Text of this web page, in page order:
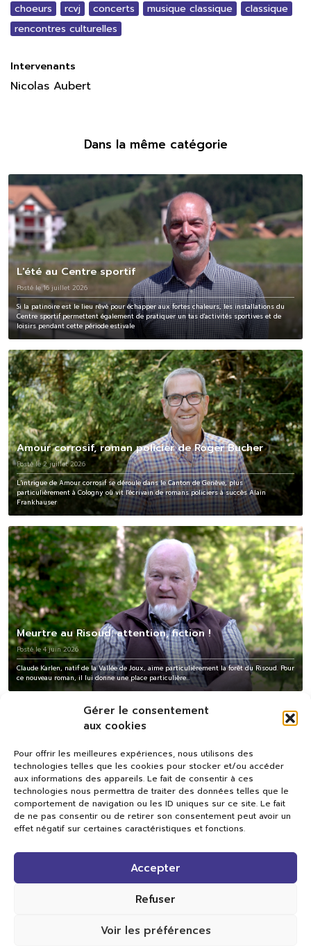
Gérer le consentement
aux cookies
Pour offrir les meilleures expériences, nous utilisons des
technologies telles que les cookies pour stocker et/ou accéder
aux informations des appareils. Le fait de consentir à ces
technologies nous permettra de traiter des données telles que le
comportement de navigation ou les ID uniques sur ce site. Le fait
de ne pas consentir ou de retirer son consentement peut avoir un
effet négatif sur certaines caractéristiques et fonctions.
Accepter
Refuser
Voir les préférences
choeurs rcvj concerts musique classique
classique
rencontres culturelles
Intervenants
Nicolas Aubert
Dans la même catégorie
L'été au Centre sportif
Posté le 16 juillet 2026
Si la patinoire est le lieu rêvé pour échapper aux fortes chaleurs, les installations du
Centre sportif permettent également de pratiquer un tas d'activités sportives et de
loisirs pendant cette période estivale
Amour corrosif, roman policier de Roger Bucher
Posté le 2 juillet 2026
L'intrigue de Amour corrosif se déroule dans le Canton de Genève, plus
particulièrement à Cologny où vit l'écrivain de romans policiers à succès Alain
Frankhauser
Meurtre au Risoud: attention, fiction !
Posté le 4 juin 2026
Claude Karlen, natif de la Vallée de Joux, aime particulièrement la forêt du Risoud. Pour
ce nouveau roman, il lui donne une place particulière...
Val TV
Centre de Compétences Médias
Rue du Pont-Neuf 24
Tous droits réservés.